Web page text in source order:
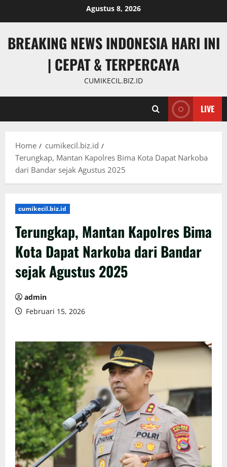
Agustus 8, 2026
BREAKING NEWS INDONESIA HARI INI
| CEPAT & TERPERCAYA
CUMIKECIL.BIZ.ID
LIVE
Home
cumikecil.biz.id
Terungkap, Mantan Kapolres Bima Kota Dapat Narkoba
dari Bandar sejak Agustus 2025
cumikecil.biz.id
Terungkap, Mantan Kapolres Bima
Kota Dapat Narkoba dari Bandar
sejak Agustus 2025
admin
Februari 15, 2026